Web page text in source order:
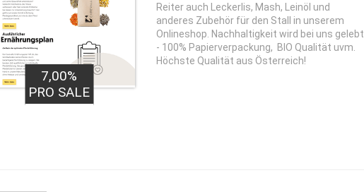
7,00%
PRO SALE
Reiter auch Leckerlis, Mash, Leinöl und
anderes Zubehör für den Stall in unserem
Onlineshop. Nachhaltigkeit wird bei uns gelebt
- 100% Papierverpackung, BIO Qualität uvm.
Höchste Qualität aus Österreich!